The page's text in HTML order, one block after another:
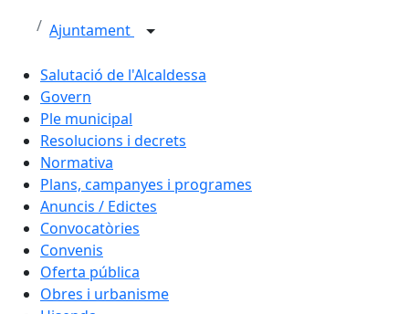
Ajuntament
Salutació de l'Alcaldessa
Govern
Ple municipal
Resolucions i decrets
Normativa
Plans, campanyes i programes
Anuncis / Edictes
Convocatòries
Convenis
Oferta pública
Obres i urbanisme